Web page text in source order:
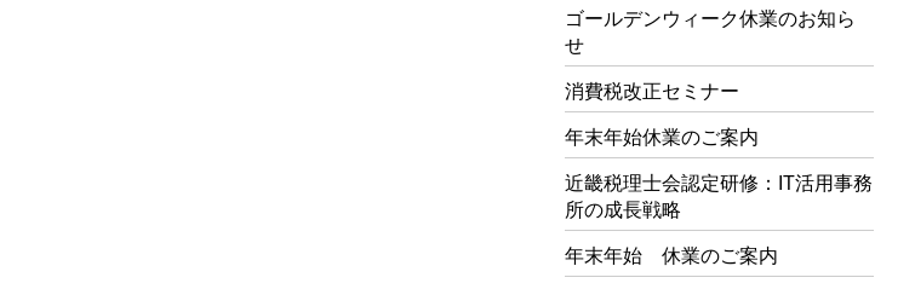
ゴールデンウィーク休業のお知ら
せ
消費税改正セミナー
年末年始休業のご案内
近畿税理士会認定研修：IT活用事務
所の成長戦略
年末年始 休業のご案内